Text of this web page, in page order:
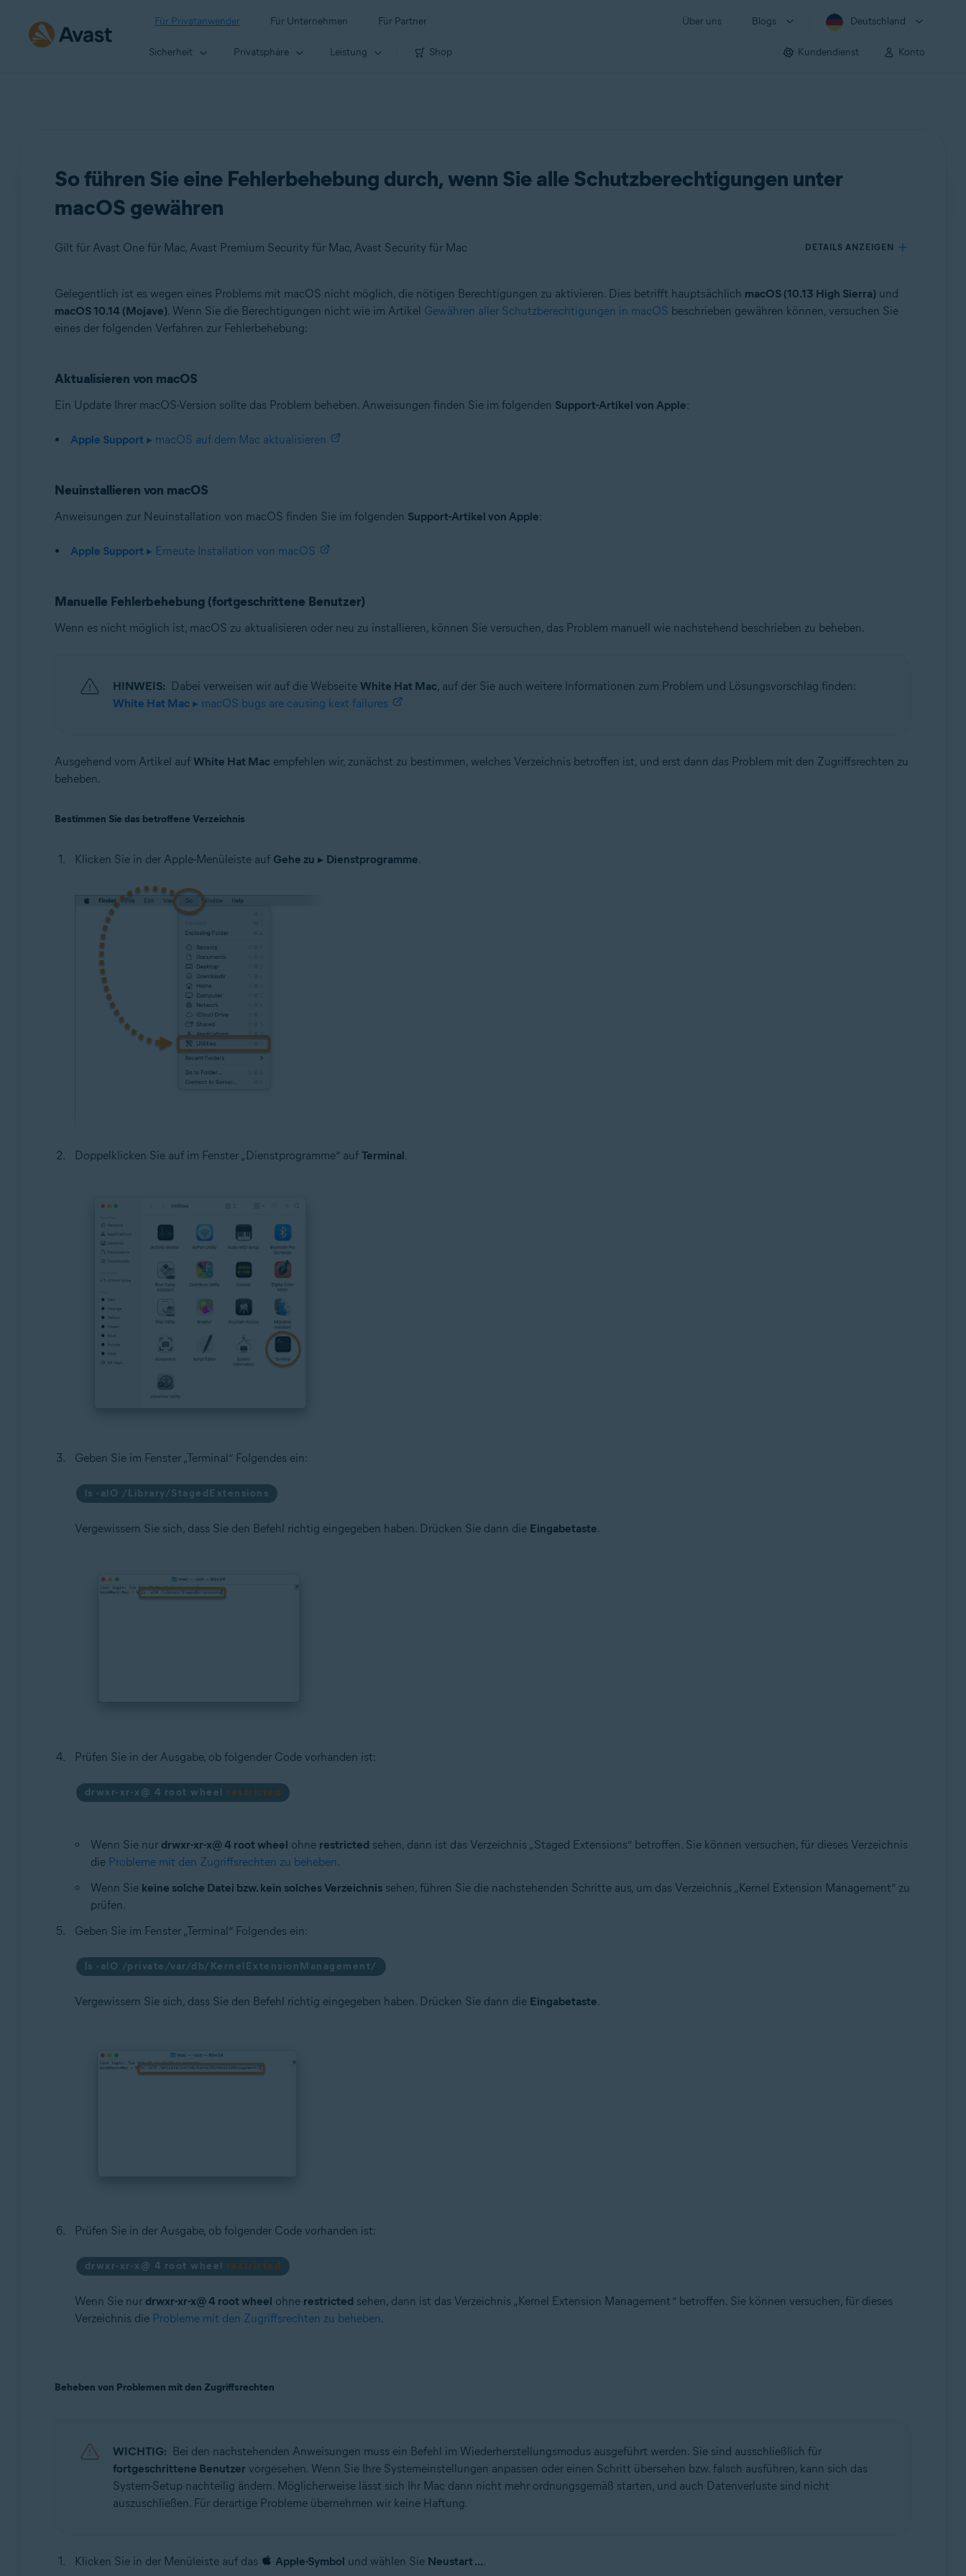
Für Privatanwender Für Unternehmen Für Partner Über uns Blogs Deutschland
Sicherheit Privatsphäre Leistung Shop Kundendienst Konto
So führen Sie eine Fehlerbehebung durch, wenn Sie alle Schutzberechtigungen unter
macOS gewähren
Gilt für Avast One für Mac, Avast Premium Security für Mac, Avast Security für Mac DETAILS ANZEIGEN
Produkte:
Avast One 24.x für Mac
Apple macOS 13.x (Ventura)
Apple macOS 10.15.x (Catalina)
Apple macOS 10.13.x (High Sierra)
Gelegentlich ist es wegen eines Problems mit macOS nicht möglich, die nötigen Berechtigungen zu aktivieren. Dies betrifft hauptsächlich macOS (10.13 High Sierra)und
macOS 10.14 (Mojave). Wenn Sie die Berechtigungen nicht wie im Artikel Gewähren aller Schutzberechtigungen in macOS beschrieben gewähren können, versuchen Sie
eines der folgenden Verfahren zur Fehlerbehebung:
Aktualisieren von macOS
Ein Update Ihrer macOS-Version sollte das Problem beheben. Anweisungen finden Sie im folgenden Support-Artikel von Apple:
Apple Support ▸ macOS auf dem Mac aktualisieren
Neuinstallieren von macOS
Anweisungen zur Neuinstallation von macOS finden Sie im folgenden Support-Artikel von Apple:
Apple Support ▸ Erneute Installation von macOS
Manuelle Fehlerbehebung (fortgeschrittene Benutzer)
Wenn es nicht möglich ist, macOS zu aktualisieren oder neu zu installieren, können Sie versuchen, das Problem manuell wie nachstehend beschrieben zu beheben.
HINWEIS: Dabei verweisen wir auf die Webseite White Hat Mac, auf der Sie auch weitere Informationen zum Problem und Lösungsvorschlag finden:
White Hat Mac▸ macOS bugs are causing kext failures
Ausgehend vom Artikel auf White Hat Macempfehlen wir, zunächst zu bestimmen, welches Verzeichnis betroffen ist, und erst dann das Problem mit den Zugriffsrechten zu
beheben.
Bestimmen Sie das betroffene Verzeichnis
Klicken Sie in der Apple-Menüleiste auf Gehe zu ▸ Dienstprogramme.
Doppelklicken Sie auf im Fenster „Dienstprogramme“ auf Terminal.
Geben Sie im Fenster „Terminal“ Folgendes ein:
ls -alO /Library/StagedExtensions
Vergewissern Sie sich, dass Sie den Befehl richtig eingegeben haben. Drücken Sie dann die Eingabetaste.
Prüfen Sie in der Ausgabe, ob folgender Code vorhanden ist:
drwxr-xr-x@ 4 root wheel restricted
Wenn Sie nur drwxr-xr-x@ 4 root wheel ohne restricted sehen, dann ist das Verzeichnis „Staged Extensions“ betroffen. Sie können versuchen, für dieses Verzeichnis
die Probleme mit den Zugriffsrechten zu beheben.
Wenn Sie keine solche Datei bzw. kein solches Verzeichnissehen, führen Sie die nachstehenden Schritte aus, um das Verzeichnis „Kernel Extension Management“ zu
prüfen.
Geben Sie im Fenster „Terminal“ Folgendes ein:
ls -alO /private/var/db/KernelExtensionManagement/
Vergewissern Sie sich, dass Sie den Befehl richtig eingegeben haben. Drücken Sie dann die Eingabetaste.
Prüfen Sie in der Ausgabe, ob folgender Code vorhanden ist:
drwxr-xr-x@ 4 root wheel restricted
Wenn Sie nur drwxr-xr-x@ 4 root wheel ohne restricted sehen, dann ist das Verzeichnis „Kernel Extension Management “ betroffen. Sie können versuchen, für dieses
Verzeichnis die Probleme mit den Zugriffsrechten zu beheben.
Beheben von Problemen mit den Zugriffsrechten
WICHTIG: Bei den nachstehenden Anweisungen muss ein Befehl im Wiederherstellungsmodus ausgeführt werden. Sie sind ausschließlich für
fortgeschrittene Benutzer vorgesehen. Wenn Sie Ihre Systemeinstellungen anpassen oder einen Schritt übersehen bzw. falsch ausführen, kann sich das
System-Setup nachteilig ändern. Möglicherweise lässt sich Ihr Mac dann nicht mehr ordnungsgemäß starten, und auch Datenverluste sind nicht
auszuschließen. Für derartige Probleme übernehmen wir keine Haftung.
Klicken Sie in der Menüleiste auf das Apple-Symbol und wählen Sie Neustart ....